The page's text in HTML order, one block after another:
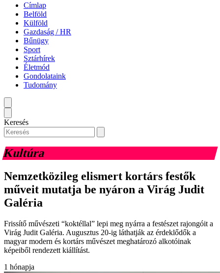
Címlap
Belföld
Külföld
Gazdaság / HR
Bűnügy
Sport
Sztárhírek
Életmód
Gondolataink
Tudomány
Keresés
Kultúra
Nemzetközileg elismert kortárs festők
műveit mutatja be nyáron a Virág Judit
Galéria
Frissítő művészeti “koktéllal” lepi meg nyárra a festészet rajongóit a
Virág Judit Galéria. Augusztus 20-ig láthatják az érdeklődők a
magyar modern és kortárs művészet meghatározó alkotóinak
képeiből rendezett kiállítást.
1 hónapja